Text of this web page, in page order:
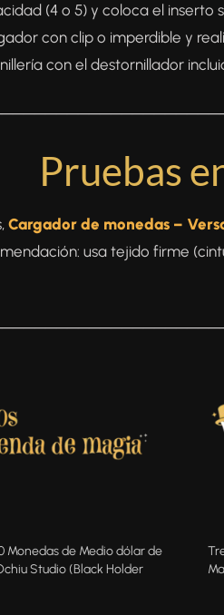
(4 o 5) y coloca el inserto
con clip o imperdible y
con el destornillador
Pruebas
Cargador de monedas –
usa tejido firme
Monedas de Medio dólar de
Studio (Black Holder